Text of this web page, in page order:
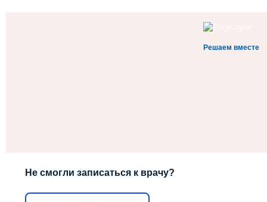
Решаем вместе
Не смогли записаться к врачу?